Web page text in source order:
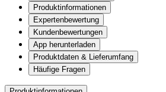
Produktinformationen
Expertenbewertung
Kundenbewertungen
App herunterladen
Produktdaten & Lieferumfang
Häufige Fragen